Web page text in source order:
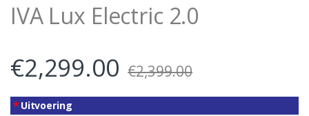
IVA Lux Electric 2.0
€2,299.00 €2,399.00
*Uitvoering